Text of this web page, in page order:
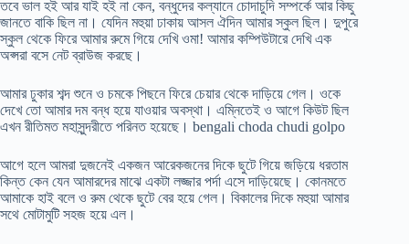
তবে ভাল হই আর যাই হই না কেন, বন্ধুদের কল্যানে চোদাচুদি সম্পর্কে আর কিছু
জানতে বাকি ছিল না। যেদিন মহুয়া ঢাকায় আসল ঐদিন আমার স্কুল ছিল। দুপুরে
স্কুল থেকে ফিরে আমার রুমে গিয়ে দেখি ওমা! আমার কম্পিউটারে দেখি এক
অপ্সরা বসে নেট ব্রাউজ করছে।
আমার ঢুকার শব্দ শুনে ও চমকে পিছনে ফিরে চেয়ার থেকে দাড়িয়ে গেল। ওকে
দেখে তো আমার দম বন্ধ হয়ে যাওয়ার অবস্থা। এম্নিতেই ও আগে কিউট ছিল
এখন রীতিমত মহাসুন্দরীতে পরিনত হয়েছে। bengali choda chudi golpo
আগে হলে আমরা দুজনেই একজন আরেকজনের দিকে ছুটে গিয়ে জড়িয়ে ধরতাম
কিন্ত কেন যেন আমারদের মাঝে একটা লজ্জার পর্দা এসে দাড়িয়েছে। কোনমতে
আমাকে হাই বলে ও রুম থেকে ছুটে বের হয়ে গেল। বিকালের দিকে মহুয়া আমার
সথে মোটামুটি সহজ হয়ে এল।